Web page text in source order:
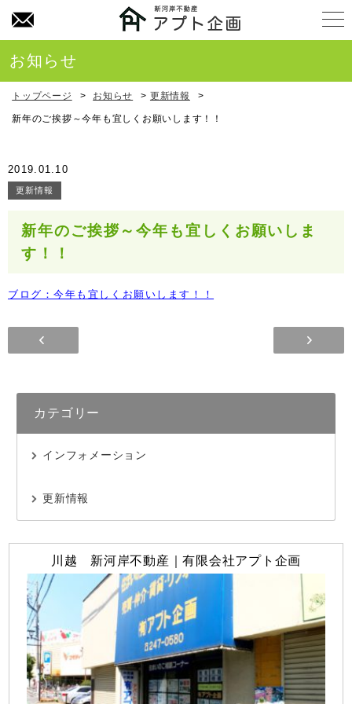
お知らせ
トップページ > お知らせ > 更新情報 >
新年のご挨拶～今年も宜しくお願いします！！
2019.01.10
更新情報
新年のご挨拶～今年も宜しくお願いしま
す！！
ブログ：今年も宜しくお願いします！！
カテゴリー
インフォメーション
更新情報
川越 新河岸不動産｜有限会社アプト企画